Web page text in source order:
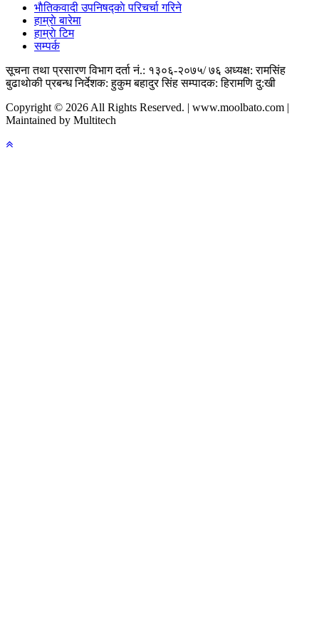
भाैतिकवादी उपनिषद्काे परिचर्चा गरिने
हाम्राे बारेमा
हाम्राे टिम
सम्पर्क
सूचना तथा प्रसारण विभाग दर्ता नं.: १३०६-२०७५/ ७६ अध्यक्ष: रामसिंह
बुढाथाेकी प्रबन्ध निर्देशक: हुकुम बहादुर सिंह सम्पादक: हिरामणि दु:खी
Copyright © 2026 All Rights Reserved. | www.moolbato.com |
Maintained by Multitech